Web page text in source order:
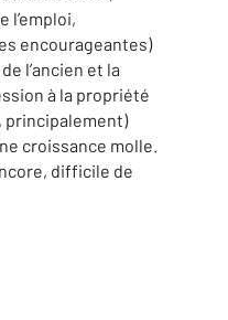
l’emploi,
encourageantes)
l’ancien et la
à la propriété
croissance molle.
difficile de